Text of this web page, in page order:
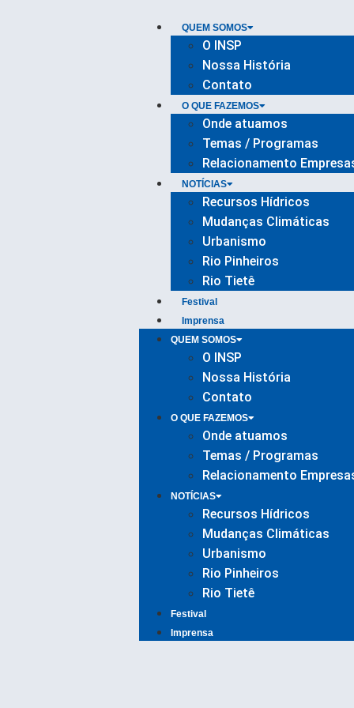
QUEM SOMOS
O INSP
Nossa História
Contato
O QUE FAZEMOS
Onde atuamos
Temas / Programas
Relacionamento
NOTÍCIAS
Recursos Hídricos
Mudanças Climáticas
Urbanismo
Rio Pinheiros
Rio Tietê
Festival
Imprensa
QUEM SOMOS
O INSP
Nossa História
Contato
O QUE FAZEMOS
Onde atuamos
Temas / Programas
Relacionamento
NOTÍCIAS
Recursos Hídricos
Mudanças Climáticas
Urbanismo
Rio Pinheiros
Rio Tietê
Festival
Imprensa